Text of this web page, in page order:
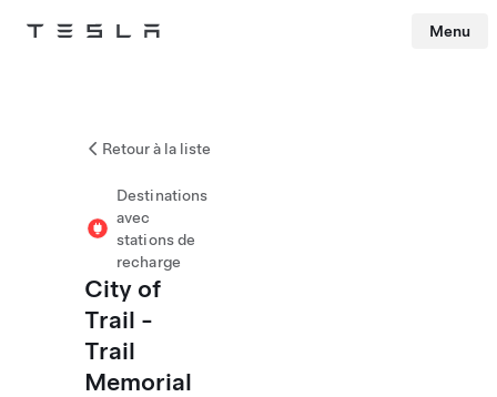
Tesla Menu
Retour à la liste
Destinations
avec
stations de
recharge
City of
Trail -
Trail
Memorial